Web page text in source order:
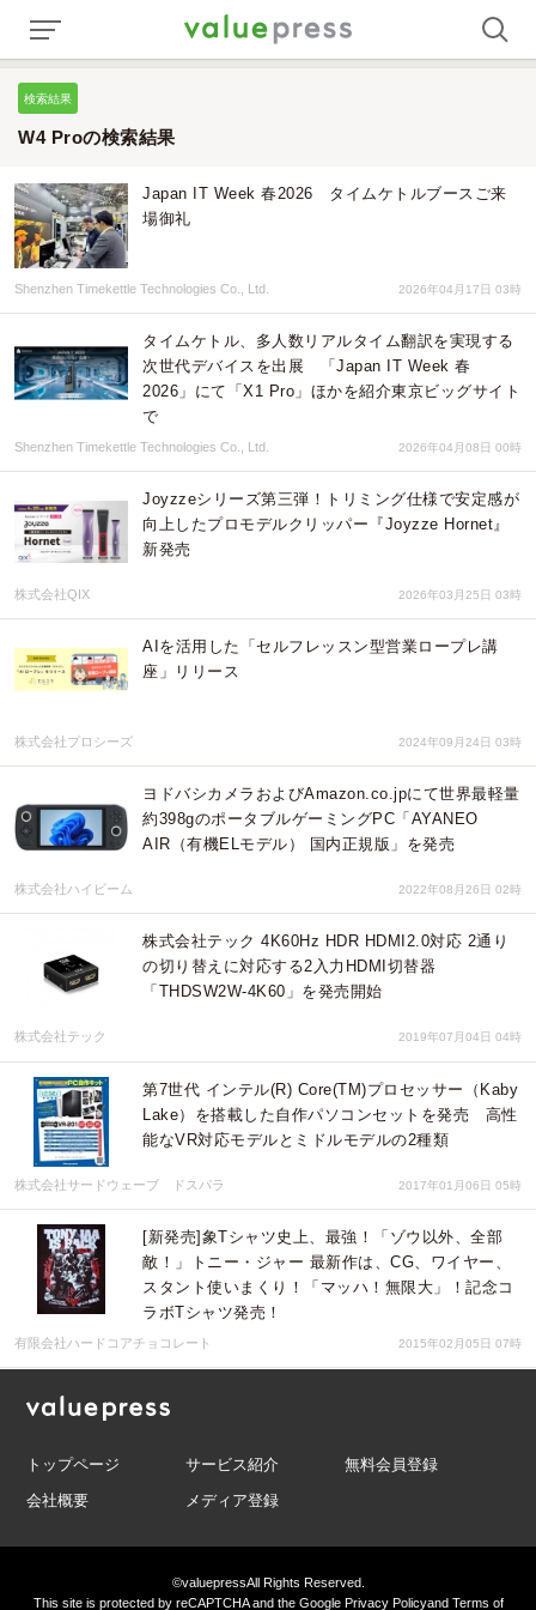
検索結果
W4 Proの検索結果
Japan IT Week 春2026 タイムケトルブースご来
場御礼
Shenzhen Timekettle Technologies Co., Ltd. 2026年04月17日 03時
タイムケトル、多人数リアルタイム翻訳を実現する
次世代デバイスを出展 「Japan IT Week 春
2026」にて「X1 Pro」ほかを紹介東京ビッグサイト
で
Shenzhen Timekettle Technologies Co., Ltd. 2026年04月08日 00時
Joyzzeシリーズ第三弾！トリミング仕様で安定感が
向上したプロモデルクリッパー『Joyzze Hornet』
新発売
株式会社QIX 2026年03月25日 03時
AIを活用した「セルフレッスン型営業ロープレ講
座」リリース
株式会社プロシーズ 2024年09月24日 03時
ヨドバシカメラおよびAmazon.co.jpにて世界最軽量
約398gのポータブルゲーミングPC「AYANEO
AIR（有機ELモデル） 国内正規版」を発売
株式会社ハイビーム 2022年08月26日 02時
株式会社テック 4K60Hz HDR HDMI2.0対応 2通り
の切り替えに対応する2入力HDMI切替器
「THDSW2W-4K60」を発売開始
株式会社テック 2019年07月04日 04時
第7世代 インテル(R) Core(TM)プロセッサー（Kaby
Lake）を搭載した自作パソコンセットを発売 高性
能なVR対応モデルとミドルモデルの2種類
株式会社サードウェーブ ドスパラ 2017年01月06日 05時
[新発売]象Tシャツ史上、最強！「ゾウ以外、全部
敵！」トニー・ジャー 最新作は、CG、ワイヤー、
スタント使いまくり！「マッハ！無限大」！記念コ
ラボTシャツ発売！
有限会社ハードコアチョコレート 2015年02月05日 07時
トップページ サービス紹介
無料会員登録
会社概要
メディア登録
©valuepressAll Rights Reserved.
This site is protected by reCAPTCHA and the GooglePrivacy PolicyandTerms of